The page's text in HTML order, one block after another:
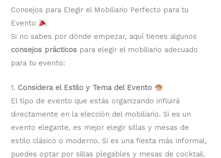
Consejos para Elegir el Mobiliario Perfecto para tu
Evento
Si no sabes por dónde empezar, aquí tienes algunos
consejos prácticos para elegir el mobiliario adecuado
para tu evento:
1. Considera el Estilo y Tema del Evento
El tipo de evento que estás organizando influirá
directamente en la elección del mobiliario. Si es un
evento elegante, es mejor elegir sillas y mesas de
estilo clásico o moderno. Si es una fiesta más informal,
puedes optar por sillas plegables y mesas de cocktail.